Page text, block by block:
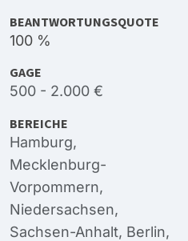
BEANTWORTUNGSQUOTE
100 %
GAGE
500 - 2.000 €
BEREICHE
Hamburg,
Mecklenburg-
Vorpommern,
Niedersachsen,
Sachsen-Anhalt, Berlin,